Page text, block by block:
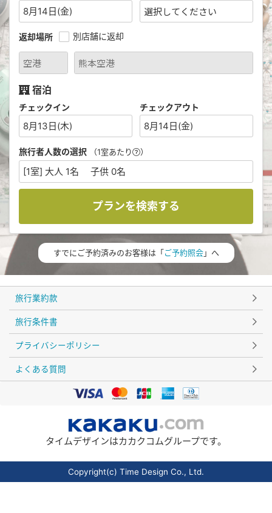
8月14日(金)
返却場所 別店舗に返却
宿泊
チェックイン
8月13日(木)
チェックアウト
8月14日(金)
旅行者人数の選択 （1室あたり ）
[1室] 大人 1名 子供 0名
プランを検索する
すでにご予約済みのお客様は「ご予約照会」へ
旅行業約款
旅行条件書
プライバシーポリシー
よくある質問
タイムデザインはカカクコムグループです。
Copyright(c) Time Design Co., Ltd.